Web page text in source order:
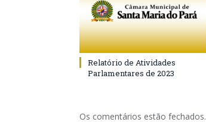
Relatório de Atividades
Parlamentares de 2023
Os comentários estão fechados.